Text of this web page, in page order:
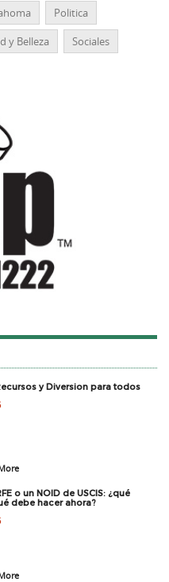
Politica
y Belleza
Sociales
y Diversion para todos
o un NOID de USCIS: ¿qué
debe hacer ahora?